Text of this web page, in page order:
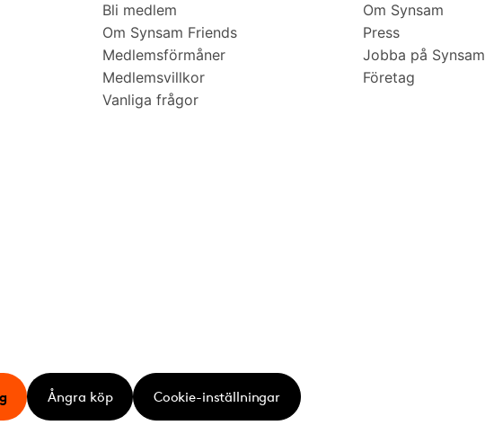
Bli medlem
Om Synsam Friends
Medlemsförmåner
Medlemsvillkor
Vanliga frågor
Om Synsam
Press
Jobba på Synsam
Företag
Express
Ångra köp Cookie-inställningar